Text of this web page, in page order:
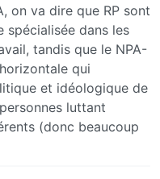
on va dire que RP sont
spécialisée dans les
tandis que le NPA-
qui
et idéologique de
luttant
(donc beaucoup